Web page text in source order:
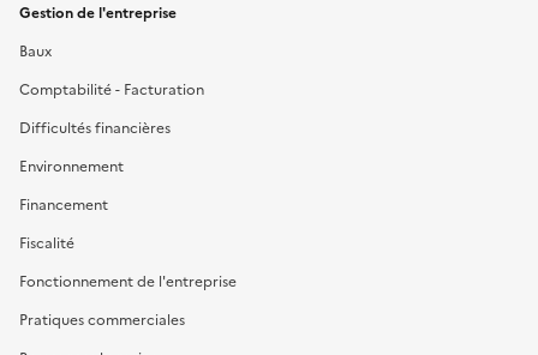
Gestion de l'entreprise
Baux
Comptabilité - Facturation
Difficultés financières
Environnement
Financement
Fiscalité
Fonctionnement de l'entreprise
Pratiques commerciales